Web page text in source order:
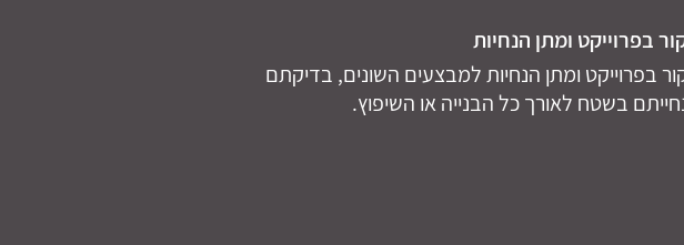
בפרוייקט ומתן הנחיות
בפרוייקט ומתן הנחיות למבצעים השונים, בדיקתם
בשטח לאורך כל הבנייה או השיפוץ.